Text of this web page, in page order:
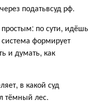
податьвсуд рф.
по сути, идёшь
формирует
и думать, как
в какой суд
тёмный лес.